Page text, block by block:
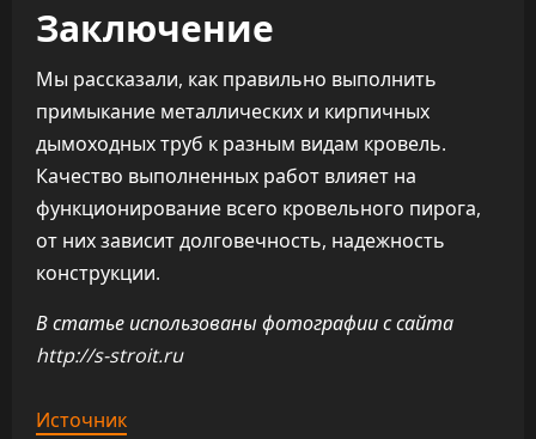
Заключение
Мы рассказали, как правильно выполнить
примыкание металлических и кирпичных
дымоходных труб к разным видам кровель.
Качество выполненных работ влияет на
функционирование всего кровельного пирога,
от них зависит долговечность, надежность
конструкции.
В статье использованы фотографии с сайта
http://s-stroit.ru
Источник